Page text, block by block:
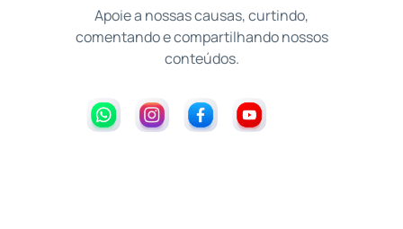
Apoie a nossas causas, curtindo,
comentando e compartilhando nossos
conteúdos.